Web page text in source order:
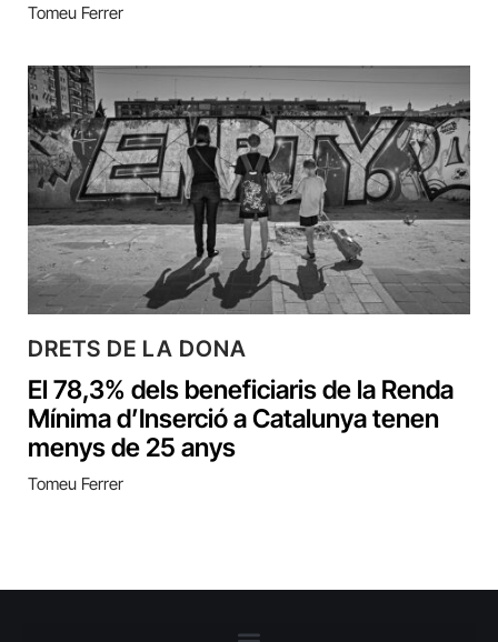
Tomeu Ferrer
DRETS DE LA DONA
El 78,3% dels beneficiaris de la Renda
Mínima d’Inserció a Catalunya tenen
menys de 25 anys
Tomeu Ferrer